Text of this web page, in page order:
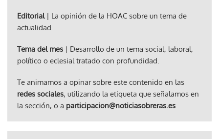
Editorial| La opinión de la HOAC sobre un tema de
actualidad.
Tema del mes | Desarrollo de un tema social, laboral,
político o eclesial tratado con profundidad.
Te animamos a opinar sobre este contenido en las
redes sociales, utilizando la etiqueta que señalamos en
la sección, o a participacion@noticiasobreras.es